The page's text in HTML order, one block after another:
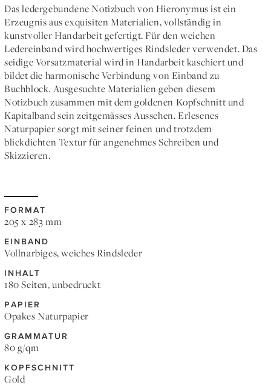
Das ledergebundene Notizbuch von Hieronymus ist ein
Erzeugnis aus exquisiten Materialien, vollständig in
kunstvoller Handarbeit gefertigt. Für den weichen
Ledereinband wird hochwertiges Rindsleder verwendet. Das
seidige Vorsatzmaterial wird in Handarbeit kaschiert und
bildet die harmonische Verbindung von Einband zu
Buchblock. Ausgesuchte Materialien geben diesem
Notizbuch zusammen mit dem goldenen Kopfschnitt und
Kapitalband sein zeitgemässes Aussehen. Erlesenes
Naturpapier sorgt mit seiner feinen und trotzdem
blickdichten Textur für angenehmes Schreiben und
Skizzieren.
FORMAT
205 x 283 mm
EINBAND
Vollnarbiges, weiches Rindsleder
INHALT
180 Seiten, unbedruckt
PAPIER
Opakes Naturpapier
GRAMMATUR
80 g/qm
KOPFSCHNITT
Gold